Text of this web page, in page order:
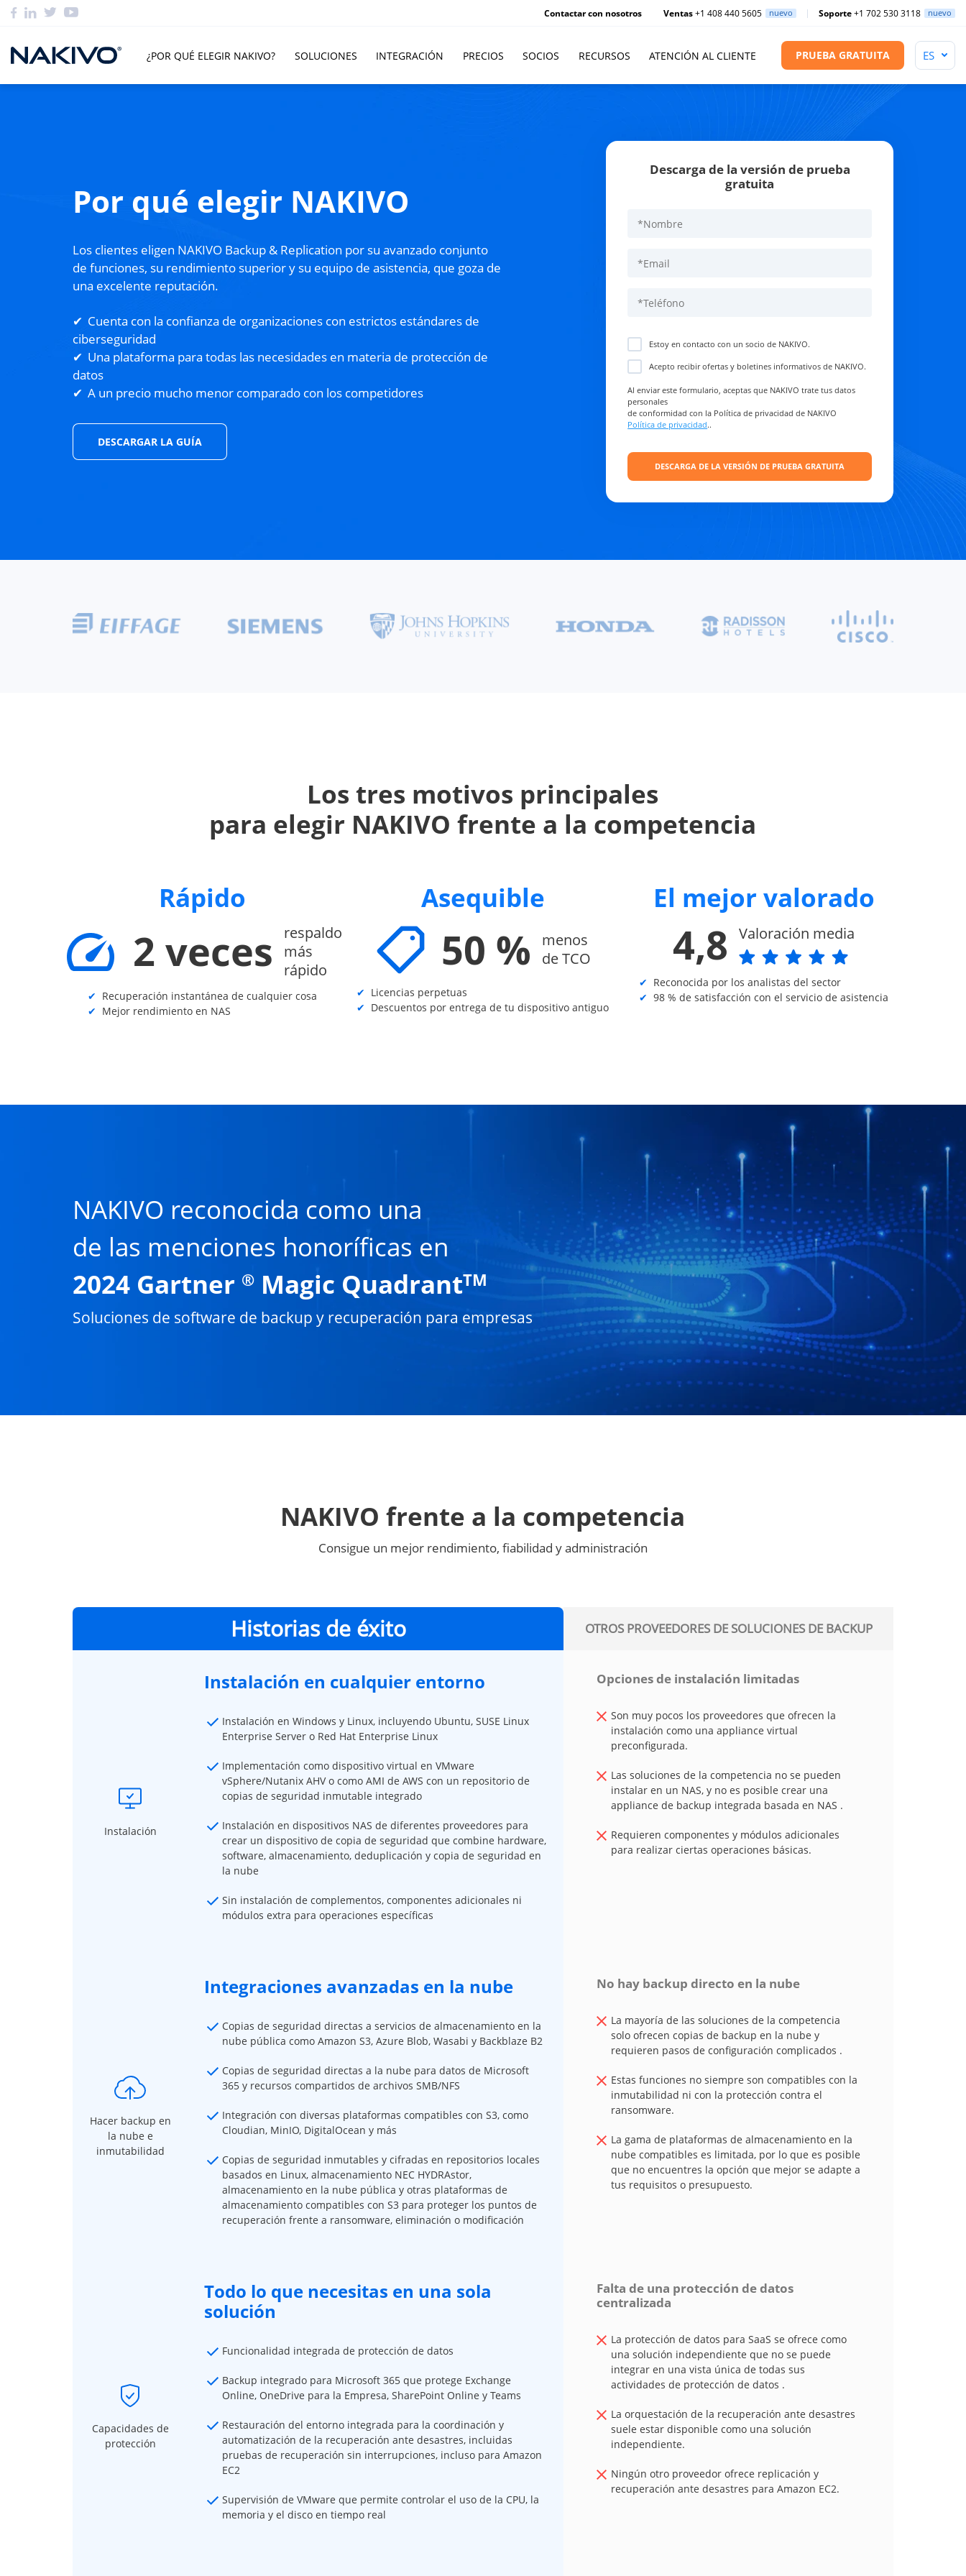
Contactar con nosotros Ventas+1 408 440 5605 nuevo Soporte+1 702 530 3118 nuevo
¿POR QUÉ ELEGIR NAKIVO? SOLUCIONES INTEGRACIÓN PRECIOS SOCIOS RECURSOS ATENCIÓN AL CLIENTE PRUEBA GRATUITA
Por qué elegir NAKIVO
Los clientes eligen NAKIVO Backup & Replication por su avanzado conjunto
de funciones, su rendimiento superior y su equipo de asistencia, que goza de
una excelente reputación.
Cuenta con la confianza de organizaciones con estrictos estándares de
ciberseguridad
Una plataforma para todas las necesidades en materia de protección de
datos
A un precio mucho menor comparado con los competidores
DESCARGAR LA GUÍA
Descarga de la versión de prueba
gratuita
Estoy en contacto con un socio de NAKIVO.
Acepto recibir ofertas y boletines informativos de NAKIVO.
Al enviar este formulario, aceptas que NAKIVO trate tus datos
personales
de conformidad con la Política de privacidad de NAKIVO
Política de privacidad..
Los tres motivos principales
para elegir NAKIVO frente a la competencia
Rápido
2 veces
respaldo
más
rápido
Recuperación instantánea de cualquier cosa
Mejor rendimiento en NAS
Asequible
50 %
menos
de TCO
Licencias perpetuas
Descuentos por entrega de tu dispositivo antiguo
El mejor valorado
4,8 Valoración media
Reconocida por los analistas del sector
98 % de satisfacción con el servicio de asistencia
NAKIVO reconocida como una
de las menciones honoríficas en
2024 Gartner ®Magic QuadrantTM
Soluciones de software de backup y recuperación para empresas
NAKIVO frente a la competencia
Consigue un mejor rendimiento, fiabilidad y administración
Historias de éxito OTROS PROVEEDORES DE SOLUCIONES DE BACKUP
Instalación
Instalación en cualquier entorno
Instalación en Windows y Linux, incluyendo Ubuntu, SUSE Linux
Enterprise Server o Red Hat Enterprise Linux
Implementación como dispositivo virtual en VMware
vSphere/Nutanix AHV o como AMI de AWS con un repositorio de
copias de seguridad inmutable integrado
Instalación en dispositivos NAS de diferentes proveedores para
crear un dispositivo de copia de seguridad que combine hardware,
software, almacenamiento, deduplicación y copia de seguridad en
la nube
Sin instalación de complementos, componentes adicionales ni
módulos extra para operaciones específicas
Opciones de instalación limitadas
Son muy pocos los proveedores que ofrecen la
instalación como una appliance virtual
preconfigurada.
Las soluciones de la competencia no se pueden
instalar en un NAS, y no es posible crear una
appliance de backup integrada basada en NAS .
Requieren componentes y módulos adicionales
para realizar ciertas operaciones básicas.
Hacer backup en
la nube e
inmutabilidad
Integraciones avanzadas en la nube
Copias de seguridad directas a servicios de almacenamiento en la
nube pública como Amazon S3, Azure Blob, Wasabi y Backblaze B2
Copias de seguridad directas a la nube para datos de Microsoft
365 y recursos compartidos de archivos SMB/NFS
Integración con diversas plataformas compatibles con S3, como
Cloudian, MinIO, DigitalOcean y más
Copias de seguridad inmutables y cifradas en repositorios locales
basados en Linux, almacenamiento NEC HYDRAstor,
almacenamiento en la nube pública y otras plataformas de
almacenamiento compatibles con S3 para proteger los puntos de
recuperación frente a ransomware, eliminación o modificación
No hay backup directo en la nube
La mayoría de las soluciones de la competencia
solo ofrecen copias de backup en la nube y
requieren pasos de configuración complicados .
Estas funciones no siempre son compatibles con la
inmutabilidad ni con la protección contra el
ransomware.
La gama de plataformas de almacenamiento en la
nube compatibles es limitada, por lo que es posible
que no encuentres la opción que mejor se adapte a
tus requisitos o presupuesto.
Capacidades de
protección
Todo lo que necesitas en una sola
solución
Funcionalidad integrada de protección de datos
Backup integrado para Microsoft 365 que protege Exchange
Online, OneDrive para la Empresa, SharePoint Online y Teams
Restauración del entorno integrada para la coordinación y
automatización de la recuperación ante desastres, incluidas
pruebas de recuperación sin interrupciones, incluso para Amazon
EC2
Supervisión de VMware que permite controlar el uso de la CPU, la
memoria y el disco en tiempo real
Falta de una protección de datos
centralizada
La protección de datos para SaaS se ofrece como
una solución independiente que no se puede
integrar en una vista única de todas sus
actividades de protección de datos .
La orquestación de la recuperación ante desastres
suele estar disponible como una solución
independiente.
Ningún otro proveedor ofrece replicación y
recuperación ante desastres para Amazon EC2.